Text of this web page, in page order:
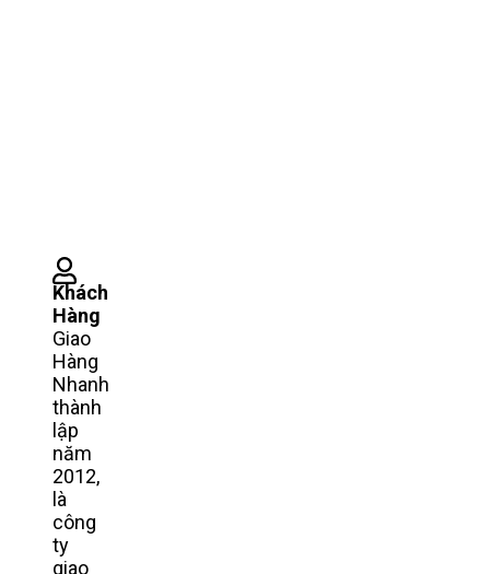
Khách
Hàng
Giao
Hàng
Nhanh
thành
lập
năm
2012,
là
công
ty
giao